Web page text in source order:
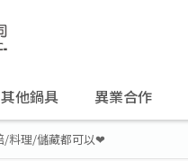
其他鍋具 異業合作
/料理/儲藏都可以❤